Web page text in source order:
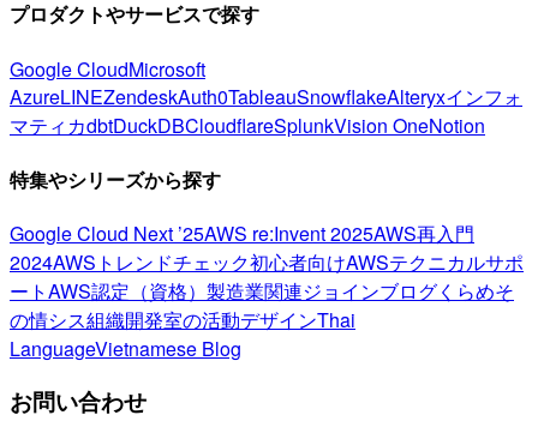
プロダクトやサービスで探す
Google CloudMicrosoft
AzureLINEZendeskAuth0TableauSnowflakeAlteryxインフォ
マティカdbtDuckDBCloudflareSplunkVision OneNotion
特集やシリーズから探す
Google Cloud Next ’25AWS re:Invent 2025AWS再入門
2024AWSトレンドチェック初心者向けAWSテクニカルサポ
ートAWS認定（資格） 製造業関連ジョインブログくらめそ
の情シス組織開発室の活動デザインThai
LanguageVietnamese Blog
お問い合わせ